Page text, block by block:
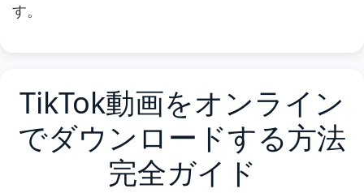
す。
TikTok動画をオンライン
でダウンロードする方法
完全ガイド